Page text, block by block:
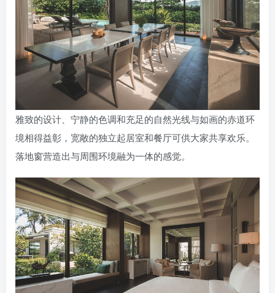
雅致的设计、宁静的色调和充足的自然光线与如画的赤道环
境相得益彰，宽敞的独立起居室和餐厅可供大家共享欢乐。
落地窗营造出与周围环境融为一体的感觉。